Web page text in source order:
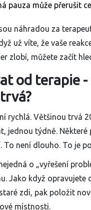
pauza může přerušit
náhradou za
už víte, že vaše
zlobí, můžete začít
od terapie -
rychlá. Většinou trvá
jednou týdně. Některé
To není dlouho. To je
o „vyřešení
Jako když opravujete
zdi, pak položit
místnosti.